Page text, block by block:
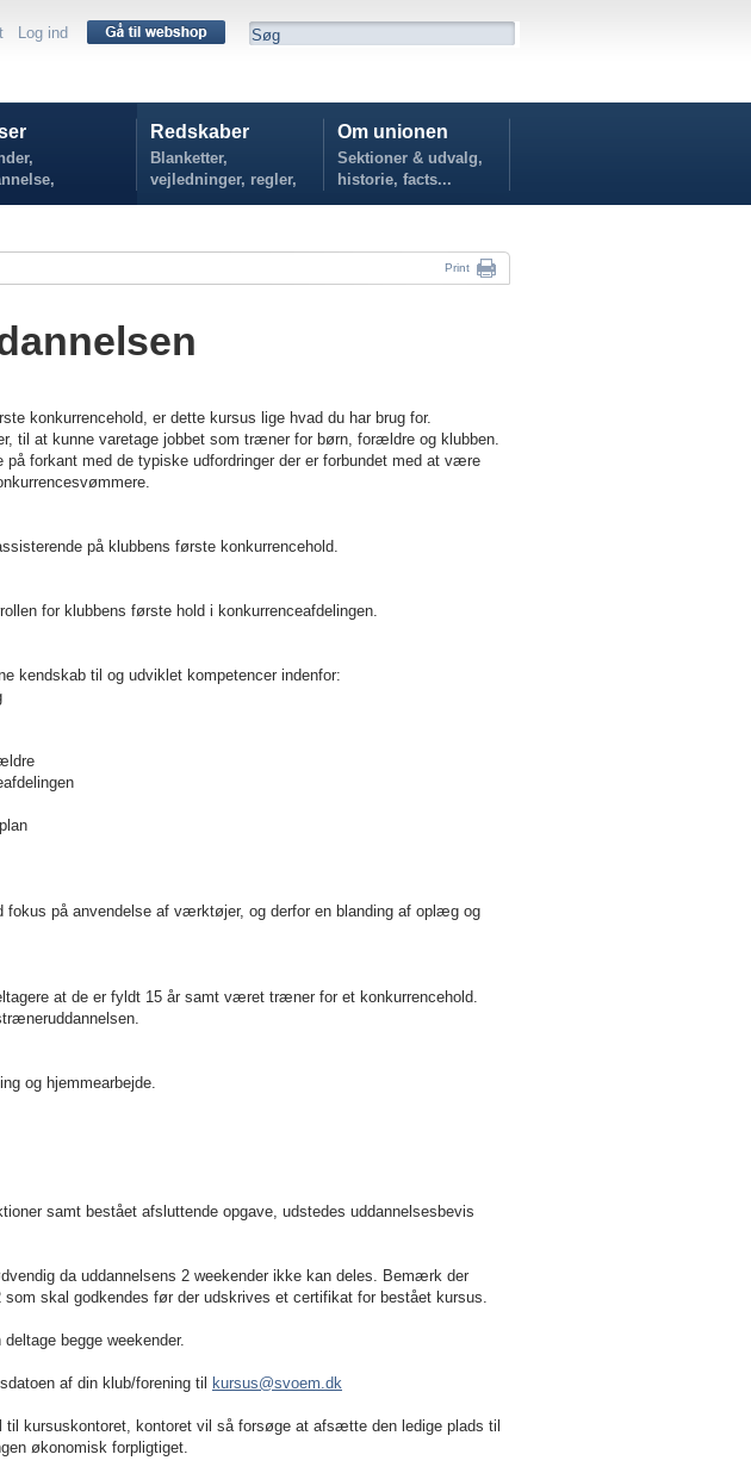
Log ind
Redskaber
Blanketter,
vejledninger, regler,
politikker...
Om unionen
Sektioner & udvalg,
historie, facts...
Print
konkurrencehold, er dette kursus lige hvad du har brug for.
til at kunne varetage jobbet som træner for børn, forældre og klubben.
forkant med de typiske udfordringer der er forbundet med at være
på klubbens første konkurrencehold.
for klubbens første hold i konkurrenceafdelingen.
kendskab til og udviklet kompetencer indenfor:
på anvendelse af værktøjer, og derfor en blanding af oplæg og
at de er fyldt 15 år samt været træner for et konkurrencehold.
og hjemmearbejde.
samt bestået afsluttende opgave, udstedes uddannelsesbevis
da uddannelsens 2 weekender ikke kan deles. Bemærk der
skal godkendes før der udskrives et certifikat for bestået kursus.
begge weekender.
af din klub/forening til kursus@svoem.dk
kursuskontoret, kontoret vil så forsøge at afsætte den ledige plads til
økonomisk forpligtiget.